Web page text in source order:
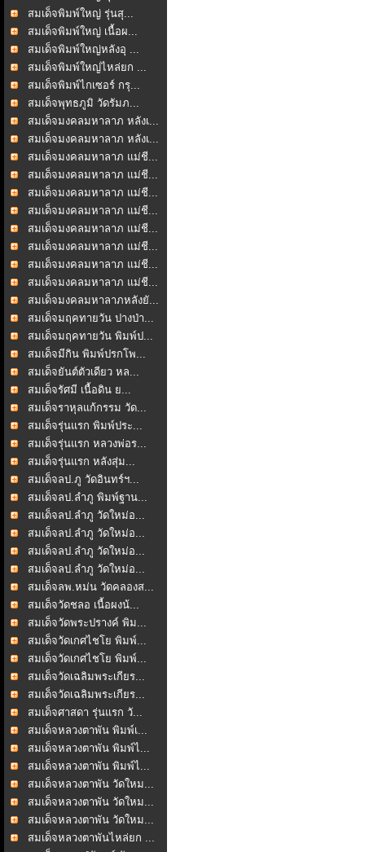
สมเด็จพิมพ์ใหญ่ รุ่นสุ...
สมเด็จพิมพ์ใหญ่ เนื้อผ...
สมเด็จพิมพ์ใหญ่หลังอุ ...
สมเด็จพิมพ์ใหญ่ไหล่ยก ...
สมเด็จพิมพ์ไกเซอร์ กรุ...
สมเด็จพุทธภูมิ วัดรัมภ...
สมเด็จมงคลมหาลาภ หลังเ...
สมเด็จมงคลมหาลาภ หลังเ...
สมเด็จมงคลมหาลาภ แม่ชี...
สมเด็จมงคลมหาลาภ แม่ชี...
สมเด็จมงคลมหาลาภ แม่ชี...
สมเด็จมงคลมหาลาภ แม่ชี...
สมเด็จมงคลมหาลาภ แม่ชี...
สมเด็จมงคลมหาลาภ แม่ชี...
สมเด็จมงคลมหาลาภ แม่ชี...
สมเด็จมงคลมหาลาภ แม่ชี...
สมเด็จมงคลมหาลาภหลังยั...
สมเด็จมฤคทายวัน ปางป่า...
สมเด็จมฤคทายวัน พิมพ์ป...
สมเด็จมีกิน พิมพ์ปรกโพ...
สมเด็จยันต์ตัวเดียว หล...
สมเด็จรัศมี เนื้อดิน ย...
สมเด็จราหุลแก้กรรม วัด...
สมเด็จรุ่นแรก พิมพ์ประ...
สมเด็จรุ่นแรก หลวงพ่อร...
สมเด็จรุ่นแรก หลังสุ่ม...
สมเด็จลป.ภู วัดอินทร์ฯ...
สมเด็จลป.ลำภู พิมพ์ฐาน...
สมเด็จลป.ลำภู วัดใหม่อ...
สมเด็จลป.ลำภู วัดใหม่อ...
สมเด็จลป.ลำภู วัดใหม่อ...
สมเด็จลป.ลำภู วัดใหม่อ...
สมเด็จลพ.หม่น วัดคลองส...
สมเด็จวัดชลอ เนื้อผงน้...
สมเด็จวัดพระปรางค์ พิม...
สมเด็จวัดเกศไชโย พิมพ์...
สมเด็จวัดเกศไชโย พิมพ์...
สมเด็จวัดเฉลิมพระเกียร...
สมเด็จวัดเฉลิมพระเกียร...
สมเด็จศาสดา รุ่นแรก วั...
สมเด็จหลวงตาพัน พิมพ์เ...
สมเด็จหลวงตาพัน พิมพ์ไ...
สมเด็จหลวงตาพัน พิมพ์ไ...
สมเด็จหลวงตาพัน วัดใหม...
สมเด็จหลวงตาพัน วัดใหม...
สมเด็จหลวงตาพัน วัดใหม...
สมเด็จหลวงตาพันไหล่ยก ...